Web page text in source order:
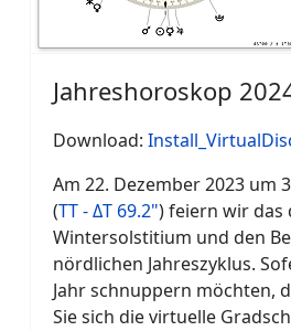
Jahreshoroskop
Download:
Am 22. Dezember 2023 um
(TT - ΔT 69.2") feiern wir das
Wintersolstitium und den
nördlichen Jahreszyklus.
Jahr schnuppern möchten,
Sie sich die virtuelle